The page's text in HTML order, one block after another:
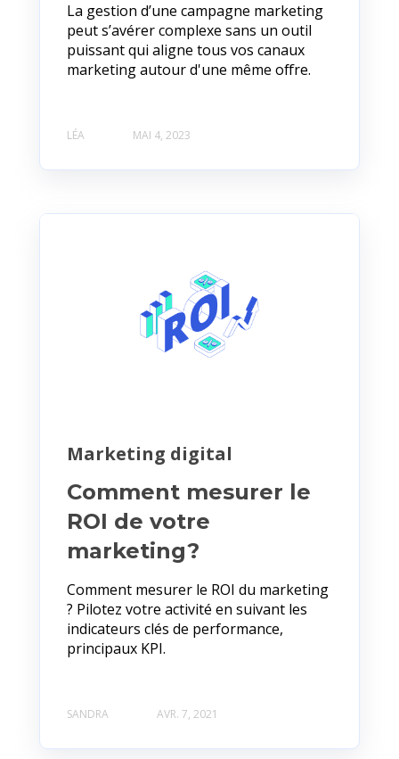
La gestion d’une campagne marketing
peut s’avérer complexe sans un outil
puissant qui aligne tous vos canaux
marketing autour d'une même offre.
LÉA MAI 4, 2023
Marketing digital
Comment mesurer le
ROI de votre
marketing?
Comment mesurer le ROI du marketing
? Pilotez votre activité en suivant les
indicateurs clés de performance,
principaux KPI.
SANDRA AVR. 7, 2021